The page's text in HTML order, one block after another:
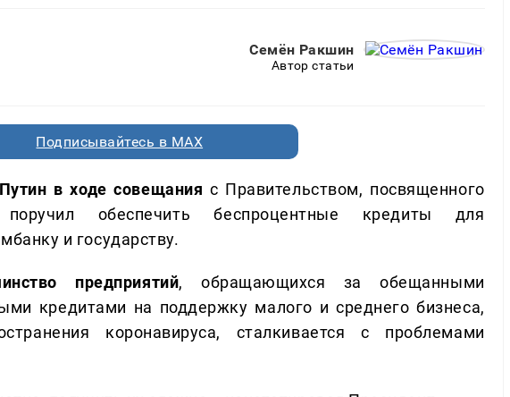
Семён Ракшин
Автор статьи
Подписывайтесь в MAX
в ходе совещания с Правительством, посвященного
обеспечить беспроцентные кредиты для
и государству.
предприятий, обращающихся за обещанными
кредитами на поддержку малого и среднего бизнеса,
коронавируса, сталкивается с проблемами